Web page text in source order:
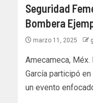
Seguridad
Bombera
marzo 11, 2025
Amecameca,
García participó en
un evento